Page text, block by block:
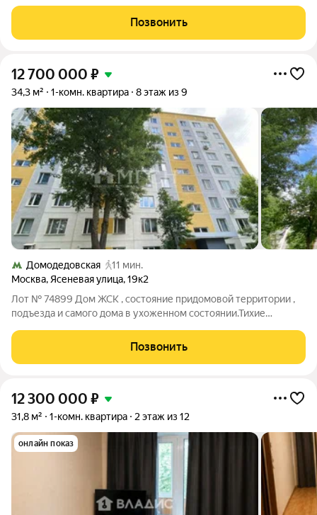
дома по адресу: г. Москва, ул. Липецкая, д. 12, корп. 2. Квартира
станет отличным выбором как
Позвонить
12 700 000 ₽
34,3 м² 1-комн. квартира 8 этаж из 9
Домодедовская
11 мин.
Москва, Ясеневая улица,19к2
Лот № 74899 Дом ЖСК , состояние придомовой территории ,
подъезда и самого дома в ухоженном состоянии.Тихие
безупречное ( с момента выплаты пая в одной семье ) в
собственности с 1998 года. Квартира с
Позвонить
12 300 000 ₽
31,8 м² 1-комн. квартира 2 этаж из 12
онлайн показ